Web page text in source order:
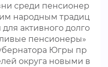
среди пенсионер
народным традиц
активного долго
пенсионеры»
Югры пр
округа новыми в